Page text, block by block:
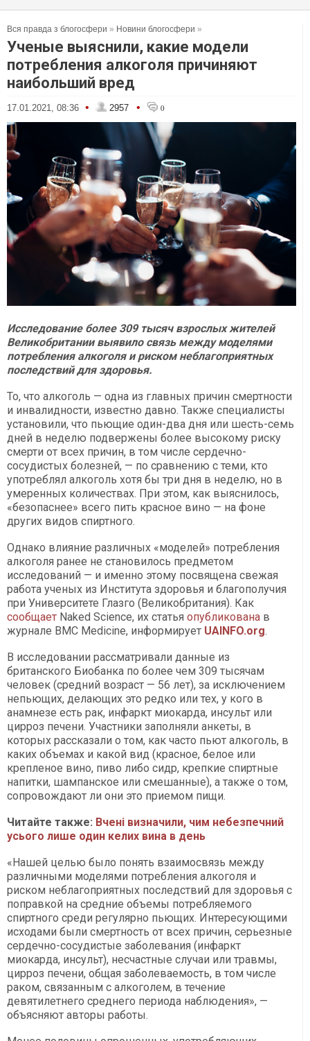
Вся правда з блогосфери » Новини блогосфери »
Ученые выяснили, какие модели
потребления алкоголя причиняют
наибольший вред
17.01.2021, 08:36 • 2957 • 0
Исследование более 309 тысяч взрослых жителей
Великобритании выявило связь между моделями
потребления алкоголя и риском неблагоприятных
последствий для здоровья.
То, что алкоголь — одна из главных причин смертности
и инвалидности, известно давно. Также специалисты
установили, что пьющие один-два дня или шесть-семь
дней в неделю подвержены более высокому риску
смерти от всех причин, в том числе сердечно-
сосудистых болезней, — по сравнению с теми, кто
употреблял алкоголь хотя бы три дня в неделю, но в
умеренных количествах. При этом, как выяснилось,
«безопаснее» всего пить красное вино — на фоне
других видов спиртного.
Однако влияние различных «моделей» потребления
алкоголя ранее не становилось предметом
исследований — и именно этому посвящена свежая
работа ученых из Института здоровья и благополучия
при Университете Глазго (Великобритания). Как
сообщает Naked Science, их статья опубликована в
журнале BMC Medicine, информирует UAINFO.org.
В исследовании рассматривали данные из
британского Биобанка по более чем 309 тысячам
человек (средний возраст — 56 лет), за исключением
непьющих, делающих это редко или тех, у кого в
анамнезе есть рак, инфаркт миокарда, инсульт или
цирроз печени. Участники заполняли анкеты, в
которых рассказали о том, как часто пьют алкоголь, в
каких объемах и какой вид (красное, белое или
крепленое вино, пиво либо сидр, крепкие спиртные
напитки, шампанское или смешанные), а также о том,
сопровождают ли они это приемом пищи.
Читайте также: Вчені визначили, чим небезпечний
усього лише один келих вина в день
«Нашей целью было понять взаимосвязь между
различными моделями потребления алкоголя и
риском неблагоприятных последствий для здоровья с
поправкой на средние объемы потребляемого
спиртного среди регулярно пьющих. Интересующими
исходами были смертность от всех причин, серьезные
сердечно-сосудистые заболевания (инфаркт
миокарда, инсульт), несчастные случаи или травмы,
цирроз печени, общая заболеваемость, в том числе
раком, связанным с алкоголем, в течение
девятилетнего среднего периода наблюдения», —
объясняют авторы работы.